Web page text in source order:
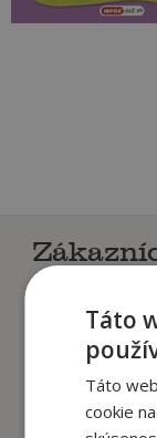
tento
Táto
Táto
cookie